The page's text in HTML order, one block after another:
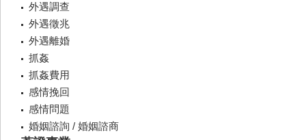
外遇調查
外遇徵兆
外遇離婚
抓姦
抓姦費用
感情挽回
感情問題
婚姻諮詢 / 婚姻諮商